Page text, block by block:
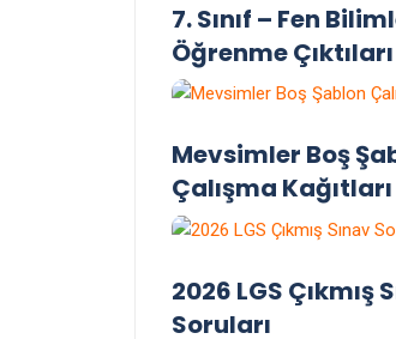
7. Sınıf – Fen
Öğrenme Çıktıları
Mevsimler Boş
Çalışma Kağıtları
2026 LGS Çıkmış
Soruları